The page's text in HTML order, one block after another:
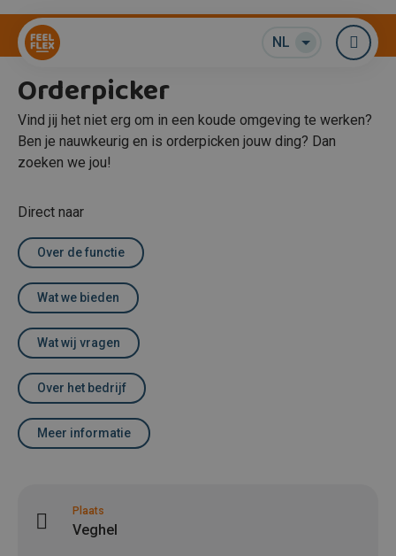
NL
Orderpicker
Vind jij het niet erg om in een koude omgeving te werken?
Ben je nauwkeurig en is orderpicken jouw ding? Dan
zoeken we jou!
Direct naar
Over de functie
Wat we bieden
Wat wij vragen
Over het bedrijf
Meer informatie
Plaats
Veghel